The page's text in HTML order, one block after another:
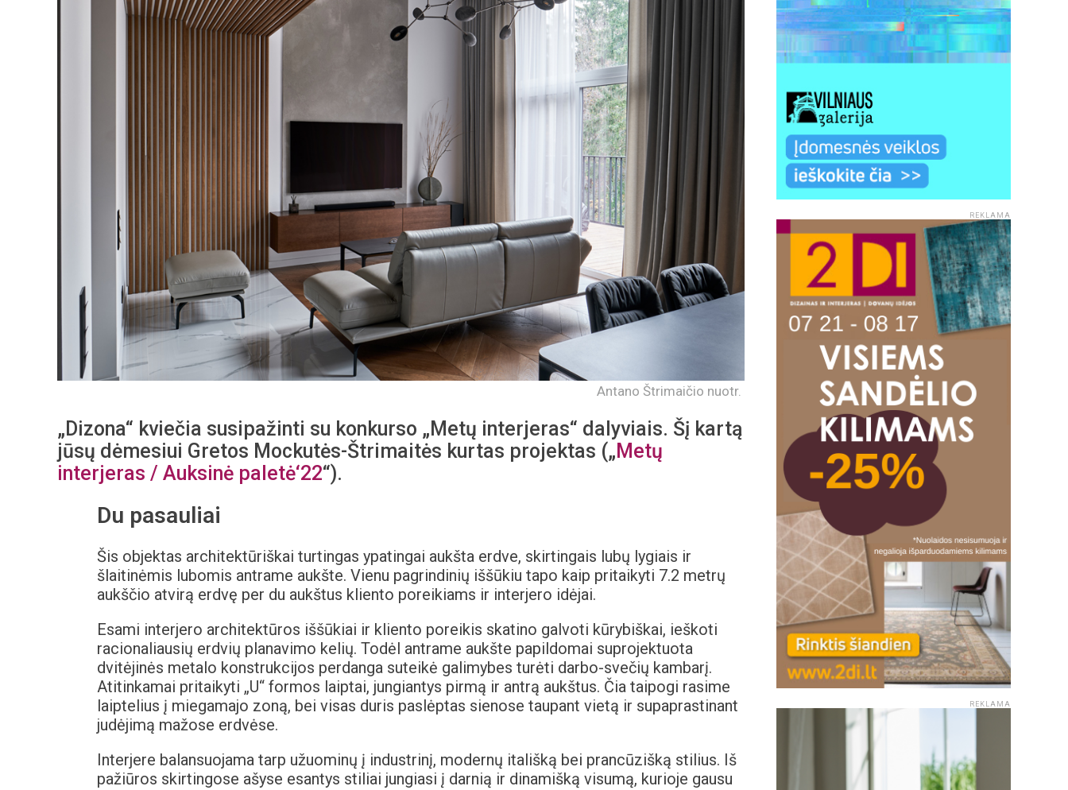
Antano Štrimaičio nuotr.
„Dizona“ kviečia susipažinti su konkurso „Metų interjeras“ dalyviais. Šį kartą
jūsų dėmesiui Gretos Mockutės-Štrimaitės kurtas projektas („ Metų
interjeras / Auksinė paletė‘22“).
Du pasauliai
Šis objektas architektūriškai turtingas ypatingai aukšta erdve, skirtingais lubų lygiais ir
šlaitinėmis lubomis antrame aukšte. Vienu pagrindinių iššūkiu tapo kaip pritaikyti 7.2 metrų
aukščio atvirą erdvę per du aukštus kliento poreikiams ir interjero idėjai.
Esami interjero architektūros iššūkiai ir kliento poreikis skatino galvoti kūrybiškai, ieškoti
racionaliausių erdvių planavimo kelių. Todėl antrame aukšte papildomai suprojektuota
dvitėjinės metalo konstrukcijos perdanga suteikė galimybes turėti darbo-svečių kambarį.
Atitinkamai pritaikyti „U“ formos laiptai, jungiantys pirmą ir antrą aukštus. Čia taipogi rasime
laiptelius į miegamajo zoną, bei visas duris paslėptas sienose taupant vietą ir supaprastinant
judėjimą mažose erdvėse.
Interjere balansuojama tarp užuominų į industrinį, modernų itališką bei prancūzišką stilius. Iš
pažiūros skirtingose ašyse esantys stiliai jungiasi į darnią ir dinamišką visumą, kurioje gausu
REKLAMA
REKLAMA